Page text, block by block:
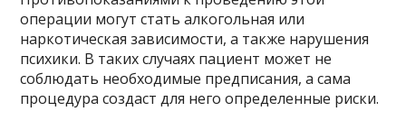
операции могут стать алкогольная или
наркотическая зависимости, а также нарушения
психики. В таких случаях пациент может не
соблюдать необходимые предписания, а сама
процедура создаст для него определенные риски.